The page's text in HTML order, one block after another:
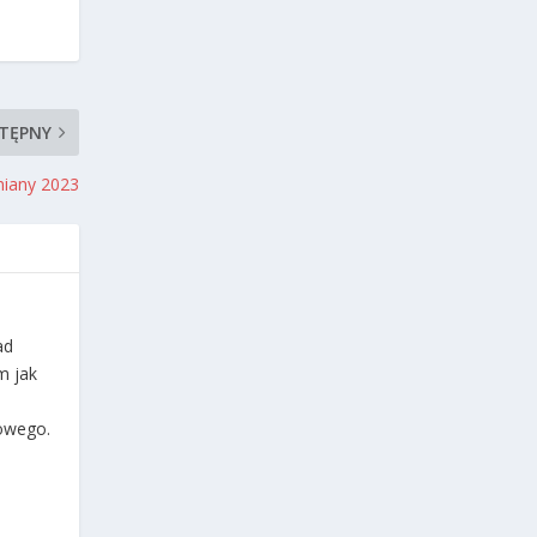
2023
jak